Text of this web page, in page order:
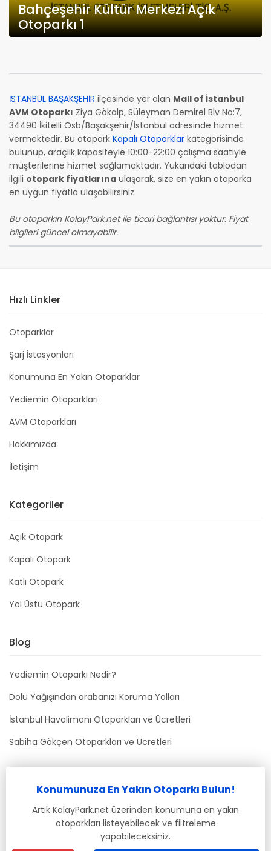
Bahçeşehir Kültür Merkezi Açık
Otoparkı 1
İSTANBUL BAŞAKŞEHİR ilçesinde yer alan Mall of İstanbul
AVM Otoparkı Ziya Gökalp, Süleyman Demirel Blv No:7,
34490 İkitelli Osb/Başakşehir/İstanbul adresinde hizmet
vermektedir. Bu otopark Kapalı Otoparklar kategorisinde
bulunup, araçlık kapasiteyle 10:00-22:00 çalışma saatiyle
müşterilerine hizmet sağlamaktadır. Yukarıdaki tablodan
ilgili otopark fiyatlarına ulaşarak, size en yakın otoparka
en uygun fiyatla ulaşabilirsiniz.
Bu otoparkın KolayPark.net ile ticari bağlantısı yoktur. Fiyat
bilgileri güncel olmayabilir.
Hızlı Linkler
Otoparklar
Şarj İstasyonları
Konumuna En Yakın Otoparklar
Yediemin Otoparkları
AVM Otoparkları
Hakkımızda
İletişim
Kategoriler
Açık Otopark
Kapalı Otopark
Katlı Otopark
Yol Üstü Otopark
Blog
Yediemin Otoparkı Nedir?
Dolu Yağışından arabanızı Koruma Yolları
İstanbul Havalimanı Otoparkları ve Ücretleri
Sabiha Gökçen Otoparkları ve Ücretleri
Konumunuza En Yakın Otoparkı Bulun!
Artık KolayPark.net üzerinden konumuna en yakın
otoparkları listeyebilecek ve filtreleme
yapabileceksiniz.